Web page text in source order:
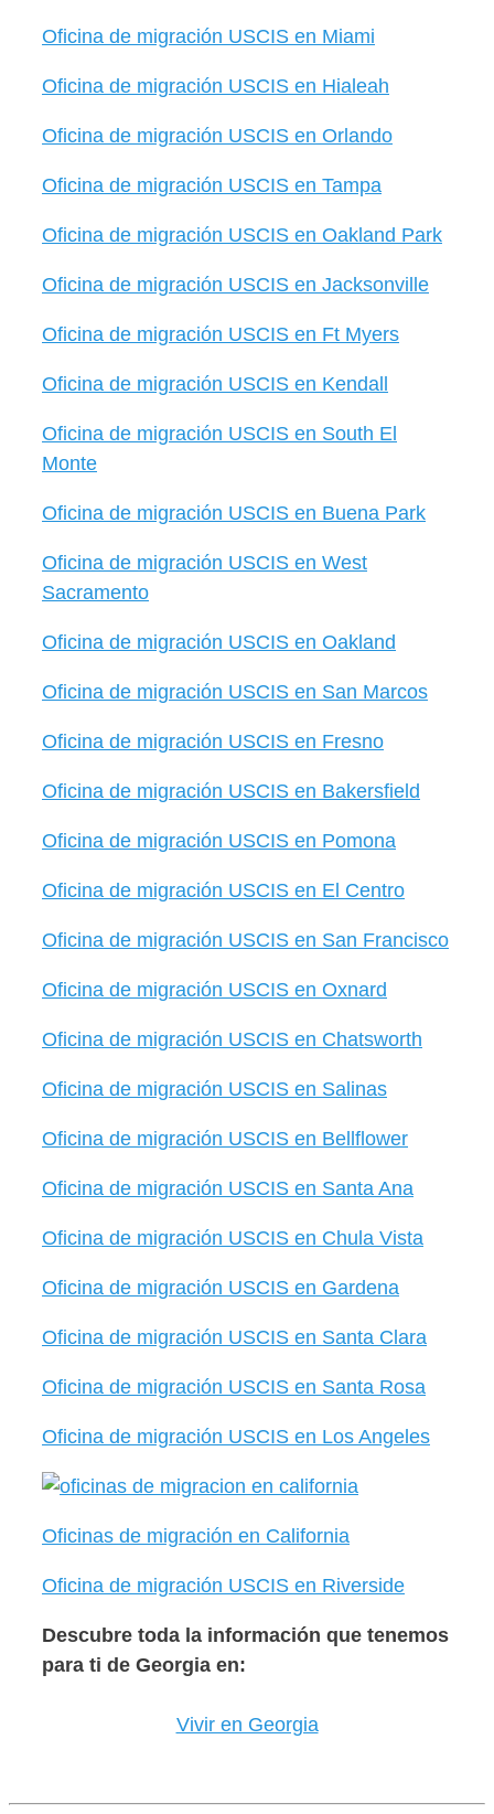
Oficina de migración USCIS en Miami
Oficina de migración USCIS en Hialeah
Oficina de migración USCIS en Orlando
Oficina de migración USCIS en Tampa
Oficina de migración USCIS en Oakland Park
Oficina de migración USCIS en Jacksonville
Oficina de migración USCIS en Ft Myers
Oficina de migración USCIS en Kendall
Oficina de migración USCIS en South El
Monte
Oficina de migración USCIS en Buena Park
Oficina de migración USCIS en West
Sacramento
Oficina de migración USCIS en Oakland
Oficina de migración USCIS en San Marcos
Oficina de migración USCIS en Fresno
Oficina de migración USCIS en Bakersfield
Oficina de migración USCIS en Pomona
Oficina de migración USCIS en El Centro
Oficina de migración USCIS en San Francisco
Oficina de migración USCIS en Oxnard
Oficina de migración USCIS en Chatsworth
Oficina de migración USCIS en Salinas
Oficina de migración USCIS en Bellflower
Oficina de migración USCIS en Santa Ana
Oficina de migración USCIS en Chula Vista
Oficina de migración USCIS en Gardena
Oficina de migración USCIS en Santa Clara
Oficina de migración USCIS en Santa Rosa
Oficina de migración USCIS en Los Angeles
Oficinas de migración en California
Oficina de migración USCIS en Riverside
Descubre toda la información que tenemos
para ti de Georgia en:
Vivir en Georgia